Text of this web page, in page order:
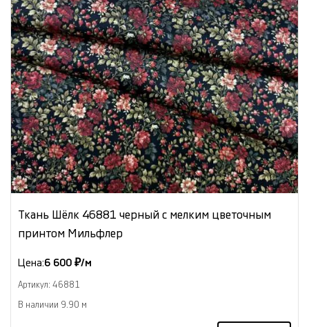
Ткань Шёлк 46881 черный с мелким цветочным
принтом Мильфлер
Цена:6 600 ₽/м
Артикул: 46881
В наличии 9.90 м